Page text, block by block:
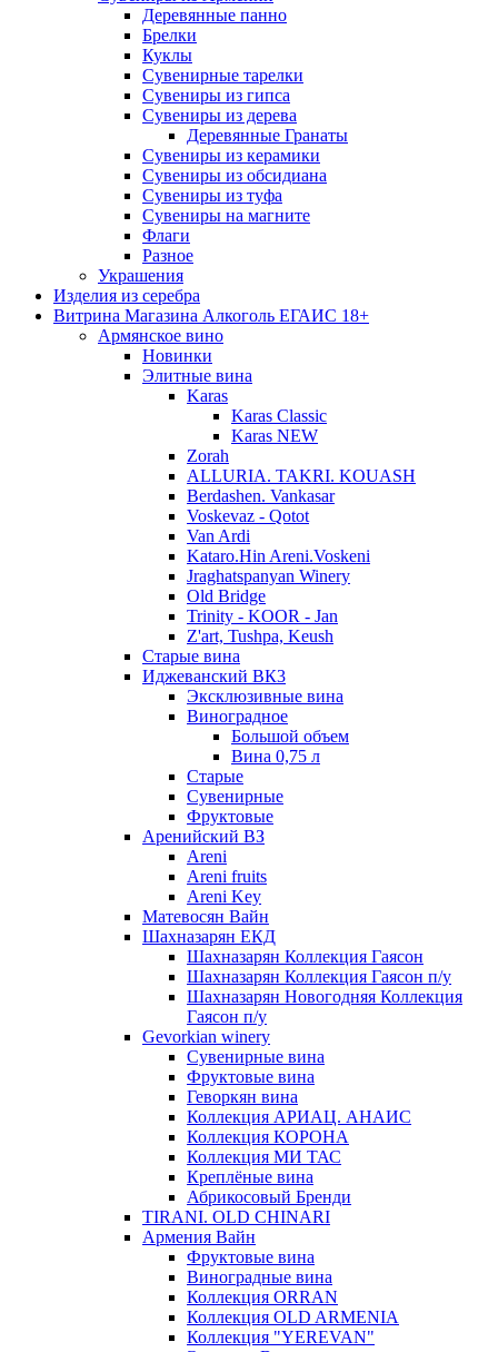
Деревянные панно
Брелки
Куклы
Сувенирные тарелки
Сувениры из гипса
Сувениры из дерева
Деревянные Гранаты
Сувениры из керамики
Сувениры из обсидиана
Сувениры из туфа
Сувениры на магните
Флаги
Разное
Украшения
Изделия из серебра
Витрина Магазина Алкоголь ЕГАИС 18+
Армянское вино
Новинки
Элитные вина
Karas
Karas Classic
Karas NEW
Zorah
ALLURIA. TAKRI. KOUASH
Berdashen. Vankasar
Voskevaz - Qotot
Van Ardi
Kataro.Hin Areni.Voskeni
Jraghatspanyan Winery
Old Bridge
Trinity - KOOR - Jan
Z'art, Tushpa, Keush
Старые вина
Иджеванский ВК3
Эксклюзивные вина
Виноградное
Большой объем
Вина 0,75 л
Старые
Сувенирные
Фруктовые
Аренийский ВЗ
Areni
Areni fruits
Areni Key
Матевосян Вайн
Шахназарян ЕКД
Шахназарян Коллекция Гаясон
Шахназарян Коллекция Гаясон п/у
Шахназарян Новогодняя Коллекция
Гаясон п/у
Gevorkian winery
Сувенирные вина
Фруктовые вина
Геворкян вина
Коллекция АРИАЦ. АНАИС
Коллекция КОРОНА
Коллекция МИ ТАС
Креплёные вина
Абрикосовый Бренди
TIRANI. OLD CHINARI
Армения Вайн
Фруктовые вина
Виноградные вина
Коллекция ORRAN
Коллекция OLD ARMENIA
Коллекция "YEREVAN"